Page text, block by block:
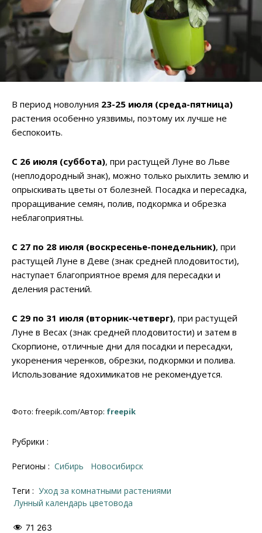
В период новолуния 23-25 июля (среда-пятница)
растения особенно уязвимы, поэтому их лучше не
беспокоить.
С 26 июля (суббота), при растущей Луне во Льве
(неплодородный знак), можно только рыхлить землю и
опрыскивать цветы от болезней. Посадка и пересадка,
проращивание семян, полив, подкормка и обрезка
неблагоприятны.
С 27 по 28 июля (воскресенье-понедельник), при
растущей Луне в Деве (знак средней плодовитости),
наступает благоприятное время для пересадки и
деления растений.
С 29 по 31 июля (вторник-четверг), при растущей
Луне в Весах (знак средней плодовитости) и затем в
Скорпионе, отличные дни для посадки и пересадки,
укоренения черенков, обрезки, подкормки и полива.
Использование ядохимикатов не рекомендуется.
Фото: freepik.com/Автор: freepik
Рубрики :
Регионы : Сибирь Новосибирcк
Теги :
уход за комнатными растениями
лунный календарь цветовода
71 263